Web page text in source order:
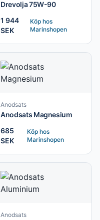
Drevolja 75W-90
1 944
SEK
Köp hos
Marinshopen
Anodsats
Anodsats Magnesium
685
SEK
Köp hos
Marinshopen
Anodsats